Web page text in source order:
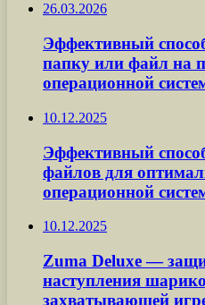
26.03.2026
Эффективный
папку или файл на
операционной
10.12.2025
Эффективный
файлов для
операционной
10.12.2025
Zuma Deluxe —
наступления
захватывающей